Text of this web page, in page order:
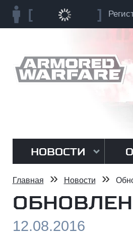
НОВОСТИ
Главная » Новости »
12.08.2016